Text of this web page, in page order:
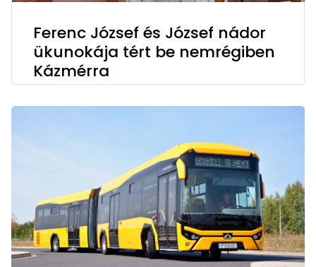
Ferenc József és József nádor
ükunokája tért be nemrégiben
Kázmérra